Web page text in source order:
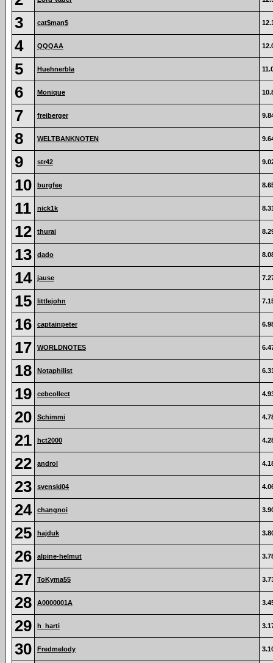
3 cat$man$
4 QQQAA
5 Huehnerbla
6 Monique
7 freiberger
8 WELTBANKNOTEN
9 str42
10 burgfee
11 nick1k
12 thurai
13 dado
14 jause
15 littlejohn
16 captainpeter
17 WORLDNOTES
18 Notaphilist
19 cebcollect
20 Schimmi
21 hct2000
22 androl
23 svenski04
24 changnoi
25 hajduk
26 alpine-helmut
27 ToKyma55
28 A0000001A
29 h_harti
30 Fredmelody